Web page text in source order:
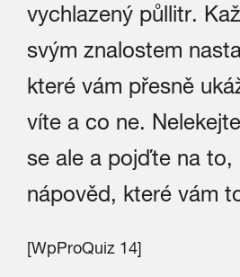
vychlazený půllitr.
svým znalostem
které vám přesně
víte a co ne. Nelekejte
se ale a pojďte na to,
nápověd, které vám
[WpProQuiz 14]